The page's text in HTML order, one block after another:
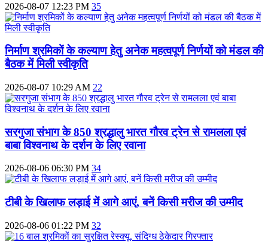
2026-08-07 12:23 PM 35
निर्माण श्रमिकों के कल्याण हेतु अनेक महत्वपूर्ण निर्णयों को मंडल की
बैठक में मिली स्वीकृति
2026-08-07 10:29 AM 22
सरगुजा संभाग के 850 श्रद्धालु भारत गौरव ट्रेन से रामलला एवं
बाबा विश्वनाथ के दर्शन के लिए रवाना
2026-08-06 06:30 PM 34
टीबी के खिलाफ लड़ाई में आगे आएं, बनें किसी मरीज की उम्मीद
2026-08-06 01:22 PM 32